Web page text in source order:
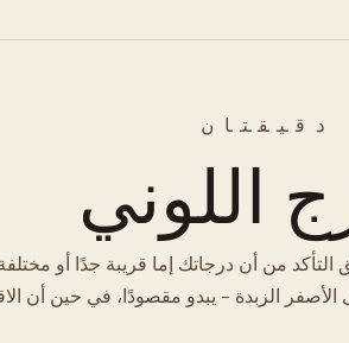
دقيقتان
اللوني
من أن درجاتك إما قريبة جدًا أو
الزبدة - يبدو مقصودًا، في حين أن